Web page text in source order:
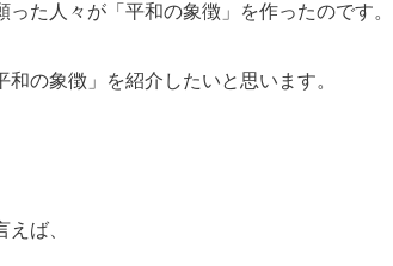
った人々が「平和の象徴」を作ったのです。
和の象徴」を紹介したいと思います。
えば、